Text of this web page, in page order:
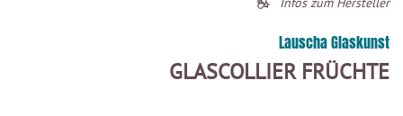
Lauscha Glaskunst
GLASCOLLIER FRÜCHTE